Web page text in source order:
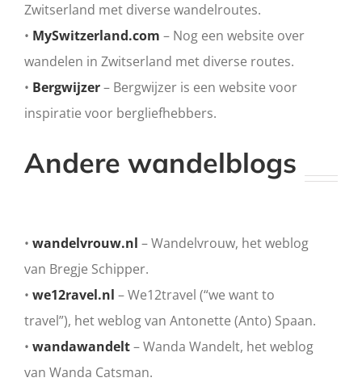
Zwitserland met diverse wandelroutes.
• MySwitzerland.com – Nog een website over
wandelen in Zwitserland met diverse routes.
• Bergwijzer– Bergwijzer is een website voor
inspiratie voor bergliefhebbers.
Andere wandelblogs
• wandelvrouw.nl – Wandelvrouw, het weblog
van Bregje Schipper.
• we12ravel.nl – We12travel (“we want to
travel”), het weblog van Antonette (Anto) Spaan.
• wandawandelt– Wanda Wandelt, het weblog
van Wanda Catsman.